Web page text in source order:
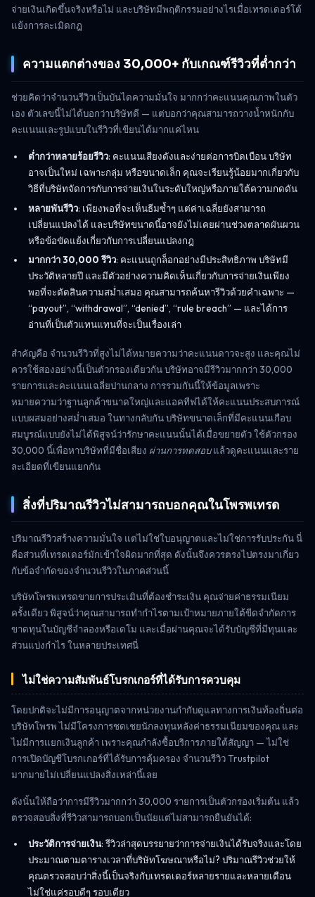
จ่ายเงินเกิดขึ้นจริงหรือไม่ และบริษัทมีพฤติกรรมอย่างไรเมื่อเทรดเดอร์โต้
แย้งการละเมิดกฎ
ความแตกต่างของ 30,000+ กับเกณฑ์รีวิวที่ต่ำกว่า
ช่วยคิดว่าจำนวนรีวิวเป็นบันไดความมั่นใจ มากกว่าคะแนนคุณภาพในตัว
เอง ตัวเลขนี้ไม่ได้บอกว่าบริษัทดี — แต่บอกว่าคุณสามารถวางน้ำหนักกับ
คะแนนและรูปแบบในรีวิวที่เขียนได้มากแค่ไหน
ต่ำกว่าหลายร้อยรีวิว: คะแนนเสียงดังและง่ายต่อการบิดเบือน บริษัท
อาจเป็นใหม่ เฉพาะกลุ่ม หรือขนาดเล็ก คุณจะเรียนรู้น้อยมากเกี่ยวกับ
วิธีที่บริษัทจัดการกับการจ่ายเงินในระดับใหญ่หรือภายใต้ความกดดัน
หลายพันรีวิว: เพียงพอที่จะเห็นธีมซ้ำๆ แต่ค่าเฉลี่ยยังสามารถ
เปลี่ยนแปลงได้ และบริษัทขนาดนี้อาจยังไม่เคยผ่านช่วงตลาดผันผวน
หรือข้อขัดแย้งเกี่ยวกับการเปลี่ยนแปลงกฎ
มากกว่า 30,000 รีวิว: คะแนนถูกล็อกอย่างมีประสิทธิภาพ บริษัทมี
ประวัติหลายปี และมีตัวอย่างความคิดเห็นเกี่ยวกับการจ่ายเงินเพียง
พอที่จะตัดสินความสม่ำเสมอ คุณสามารถค้นหารีวิวด้วยคำเฉพาะ —
“payout”, “withdrawal”, “denied”, “rule breach” — และได้การ
อ่านที่เป็นตัวแทนแทนที่จะเป็นเรื่องเล่า
สำคัญคือ จำนวนรีวิวที่สูงไม่ได้หมายความว่าคะแนนดาวจะสูง และคุณไม่
ควรใช้สองอย่างนี้เป็นตัวกรองเดียวกัน บริษัทอาจมีรีวิวมากกว่า 30,000
รายการและคะแนนเฉลี่ยปานกลาง การรวมกันนี้ให้ข้อมูลเพราะ
หมายความว่าฐานลูกค้าขนาดใหญ่และแอคทีฟได้ให้คะแนนประสบการณ์
แบบผสมอย่างสม่ำเสมอ ในทางกลับกัน บริษัทขนาดเล็กที่มีคะแนนเกือบ
สมบูรณ์แบบยังไม่ได้พิสูจน์ว่ารักษาคะแนนนั้นได้เมื่อขยายตัว ใช้ตัวกรอง
30,000 นี้เพื่อหาบริษัทที่มีชื่อเสียง ผ่านการทดสอบแล้วดูคะแนนและราย
ละเอียดที่เขียนแยกกัน
สิ่งที่ปริมาณรีวิวไม่สามารถบอกคุณในโพรพเทรด
ปริมาณรีวิวสร้างความมั่นใจ แต่ไม่ใช่ใบอนุญาตและไม่ใช่การรับประกัน นี่
คือส่วนที่เทรดเดอร์มักเข้าใจผิดมากที่สุด ดังนั้นจึงควรตรงไปตรงมาเกี่ยว
กับข้อจำกัดของจำนวนรีวิวในภาคส่วนนี้
บริษัทโพรพเทรดขายการประเมินที่ต้องชำระเงิน คุณจ่ายค่าธรรมเนียม
ครั้งเดียว พิสูจน์ว่าคุณสามารถทำกำไรตามเป้าหมายภายใต้ขีดจำกัดการ
ขาดทุนในบัญชีจำลองหรือเดโม และเมื่อผ่านคุณจะได้รับบัญชีที่มีทุนและ
ส่วนแบ่งกำไร ในหลายประเทศนี่
ไม่ใช่ความสัมพันธ์โบรกเกอร์ที่ได้รับการควบคุม
โดยปกติจะไม่มีการอนุญาตจากหน่วยงานกำกับดูแลทางการเงินท้องถิ่นต่อ
บริษัทโพรพ ไม่มีโครงการชดเชยนักลงทุนหลังค่าธรรมเนียมของคุณ และ
ไม่มีการแยกเงินลูกค้า เพราะคุณกำลังซื้อบริการภายใต้สัญญา — ไม่ใช่
การเปิดบัญชีโบรกเกอร์ที่ได้รับการคุ้มครอง จำนวนรีวิว Trustpilot
มากมายไม่เปลี่ยนแปลงสิ่งเหล่านี้เลย
ดังนั้นให้ถือว่าการมีรีวิวมากกว่า 30,000 รายการเป็นตัวกรองเริ่มต้น แล้ว
ตรวจสอบสิ่งที่รีวิวสามารถบอกเป็นนัยแต่ไม่สามารถยืนยันได้:
ประวัติการจ่ายเงิน: รีวิวล่าสุดบรรยายว่าการจ่ายเงินได้รับจริงและโดย
ประมาณตามตารางเวลาที่บริษัทโฆษณาหรือไม่? ปริมาณรีวิวช่วยให้
คุณตรวจสอบว่าสิ่งนี้เป็นจริงกับเทรดเดอร์หลายรายและหลายเดือน
ไม่ใช่แค่รอบดีๆ รอบเดียว